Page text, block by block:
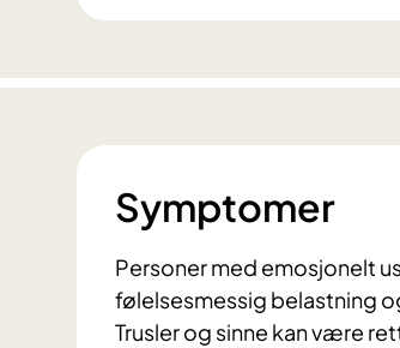
Symptomer
Personer med emosjonelt
følelsesmessig belastning
Trusler og sinne kan være